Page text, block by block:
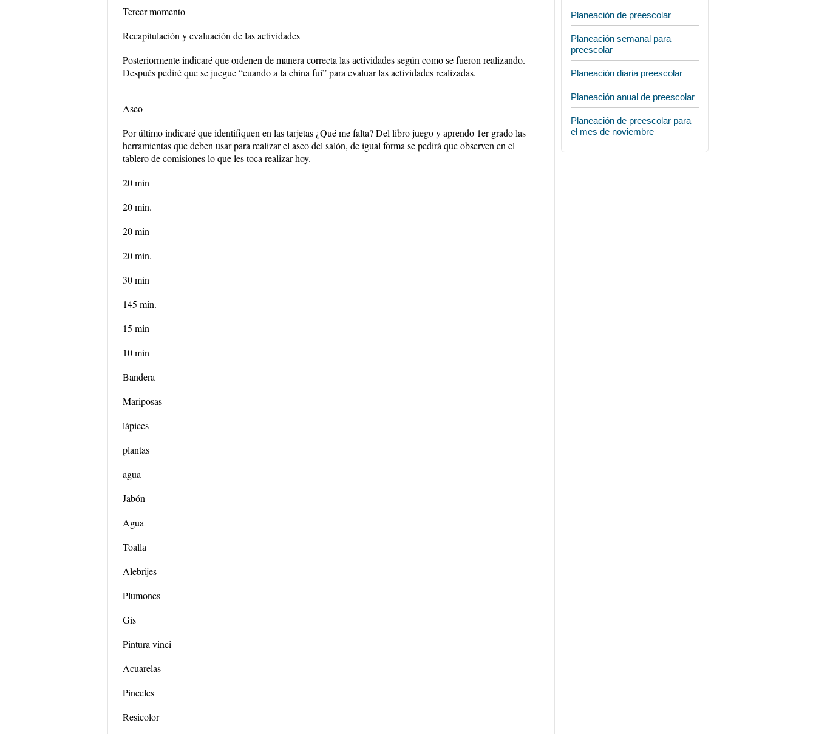
Tercer momento
Recapitulación y evaluación de las actividades
Posteriormente indicaré que ordenen de manera correcta las actividades según como se fueron realizando.
Después pediré que se juegue “cuando a la china fui” para evaluar las actividades realizadas.
Aseo
Por último indicaré que identifiquen en las tarjetas ¿Qué me falta? Del libro juego y aprendo 1er grado las
herramientas que deben usar para realizar el aseo del salón, de igual forma se pedirá que observen en el
tablero de comisiones lo que les toca realizar hoy.
20 min
20 min.
20 min
20 min.
30 min
145 min.
15 min
10 min
Bandera
Mariposas
lápices
plantas
agua
Jabón
Agua
Toalla
Alebrijes
Plumones
Gis
Pintura vinci
Acuarelas
Pinceles
Resicolor
Planeación de preescolar
Planeación semanal para
preescolar
Planeación diaria preescolar
Planeación anual de preescolar
Planeación de preescolar para
el mes de noviembre